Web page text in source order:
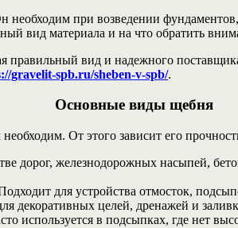
при возведении
вид материала и на что обратить
вид и надежного
gravelit-spb.ru/sheben-v-spb/.
Основные виды щебня
От этого зависит его
дорог, железнодорожных насыпей,
для устройства отмосток,
декоративных целей, дренажей и
используется в подсыпках, где нет